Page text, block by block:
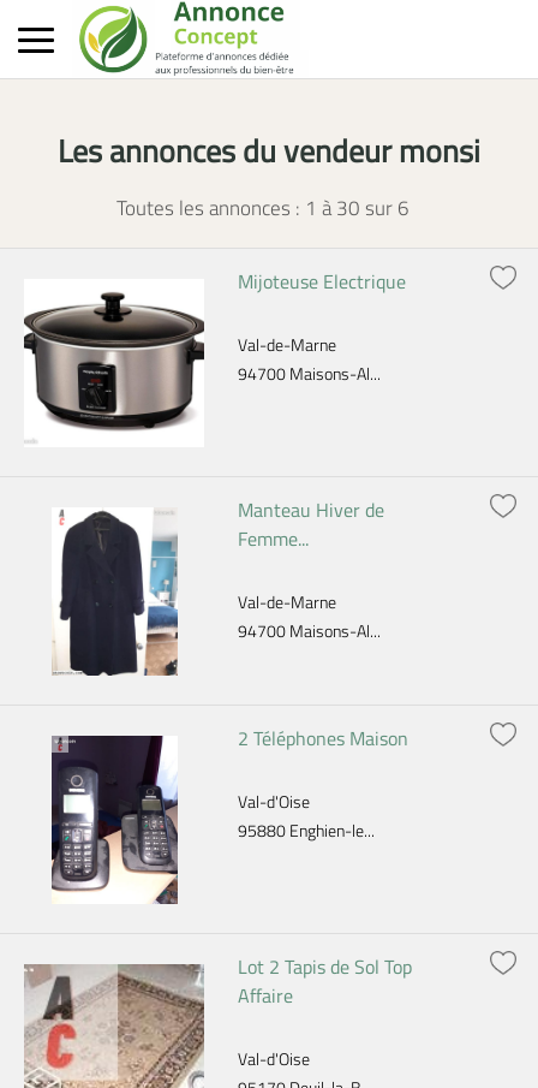
Les annonces du vendeur monsi
Toutes les annonces : 1 à30 sur6
Mijoteuse Electrique
Val-de-Marne
94700 Maisons-Al...
Manteau Hiver de
Femme...
Val-de-Marne
94700 Maisons-Al...
2 Téléphones Maison
Val-d'Oise
95880 Enghien-le...
Lot 2 Tapis de Sol Top
Affaire
Val-d'Oise